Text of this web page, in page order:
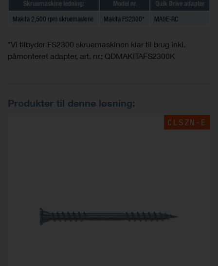
Skruemaskine ledning: Model nr. Quik Drive adapter
Makita 2,500 rpm skruemaskine Makita FS2300* MA9E-RC
*Vi tilbyder FS2300 skruemaskinen klar til brug inkl.
påmonteret adapter, art. nr.: QDMAKITAFS2300K
Produkter til denne løsning:
CLSZN-E